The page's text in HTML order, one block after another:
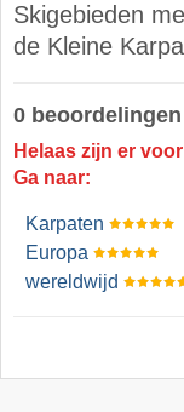
Skigebieden
de Kleine
0 beoordelingen
Helaas zijn er
Ga naar:
Karpaten
Europa
wereldwijd